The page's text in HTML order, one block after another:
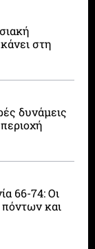
στη
δυνάμεις
66-74: Οι
και